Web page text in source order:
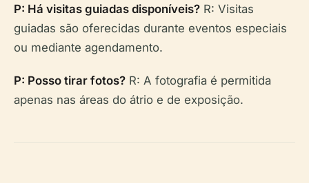
P: Há visitas guiadas disponíveis? R: Visitas
guiadas são oferecidas durante eventos especiais
ou mediante agendamento.
P: Posso tirar fotos? R: A fotografia é permitida
apenas nas áreas do átrio e de exposição.